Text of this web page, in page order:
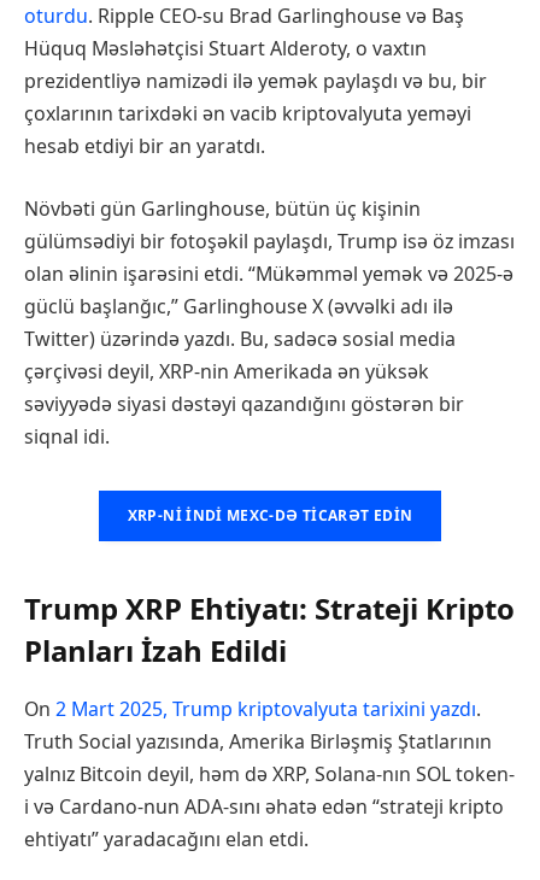
oturdu. Ripple CEO-su Brad Garlinghouse və Baş
Hüquq Məsləhətçisi Stuart Alderoty, o vaxtın
prezidentliyə namizədi ilə yemək paylaşdı və bu, bir
çoxlarının tarixdəki ən vacib kriptovalyuta yeməyi
hesab etdiyi bir an yaratdı.
Növbəti gün Garlinghouse, bütün üç kişinin
gülümsədiyi bir fotoşəkil paylaşdı, Trump isə öz imzası
olan əlinin işarəsini etdi. “Mükəmməl yemək və 2025-ə
güclü başlanğıc,” Garlinghouse X (əvvəlki adı ilə
Twitter) üzərində yazdı. Bu, sadəcə sosial media
çərçivəsi deyil, XRP-nin Amerikada ən yüksək
səviyyədə siyasi dəstəyi qazandığını göstərən bir
siqnal idi.
XRP-NI INDI MEXC-DƏ TICARƏT EDIN
Trump XRP Ehtiyatı: Strateji Kripto
Planları İzah Edildi
On 2 Mart 2025, Trump kriptovalyuta tarixini yazdı.
Truth Social yazısında, Amerika Birləşmiş Ştatlarının
yalnız Bitcoin deyil, həm də XRP, Solana-nın SOL token-
i və Cardano-nun ADA-sını əhatə edən “strateji kripto
ehtiyatı” yaradacağını elan etdi.